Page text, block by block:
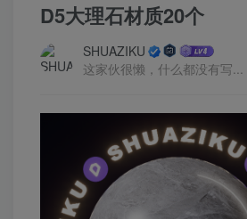
D5大理石材质20个
SHUAZIKU
这家伙很懒，什么都没有写...